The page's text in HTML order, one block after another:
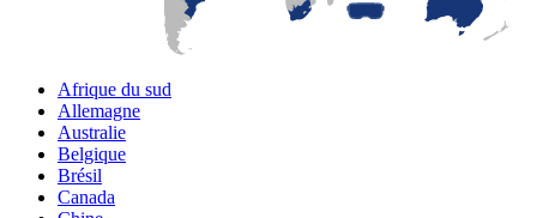
Afrique du sud
Allemagne
Australie
Belgique
Brésil
Canada